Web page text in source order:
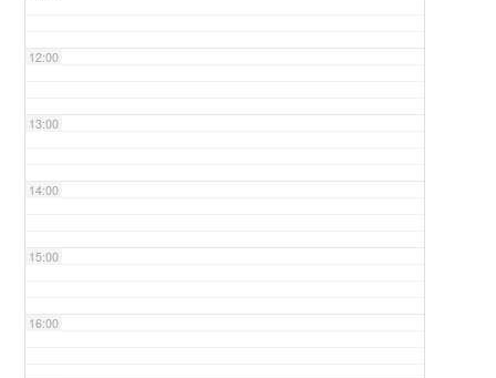
12:00
13:00
14:00
15:00
16:00